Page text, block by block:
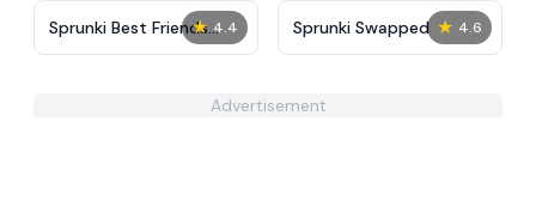
★ 4.4
Sprunki Best Friends
Slaughter
★ 4.6
Sprunki Swapped
Advertisement